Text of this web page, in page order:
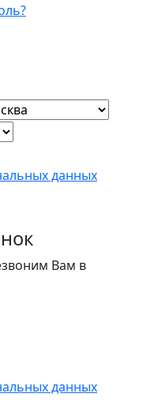
данных
Вам в
данных